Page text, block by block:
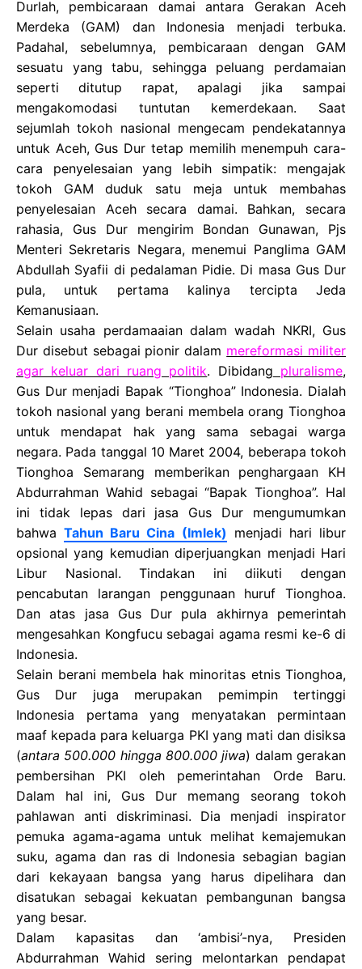
Durlah, pembicaraan damai antara Gerakan Aceh
Merdeka (GAM) dan Indonesia menjadi terbuka.
Padahal, sebelumnya, pembicaraan dengan GAM
sesuatu yang tabu, sehingga peluang perdamaian
seperti ditutup rapat, apalagi jika sampai
mengakomodasi tuntutan kemerdekaan. Saat
sejumlah tokoh nasional mengecam pendekatannya
untuk Aceh, Gus Dur tetap memilih menempuh cara-
cara penyelesaian yang lebih simpatik: mengajak
tokoh GAM duduk satu meja untuk membahas
penyelesaian Aceh secara damai. Bahkan, secara
rahasia, Gus Dur mengirim Bondan Gunawan, Pjs
Menteri Sekretaris Negara, menemui Panglima GAM
Abdullah Syafii di pedalaman Pidie. Di masa Gus Dur
pula, untuk pertama kalinya tercipta Jeda
Kemanusiaan.
Selain usaha perdamaaian dalam wadah NKRI, Gus
Dur disebut sebagai pionir dalam mereformasi militer
agar keluar dari ruang politik. Dibidang pluralisme,
Gus Dur menjadi Bapak “Tionghoa” Indonesia. Dialah
tokoh nasional yang berani membela orang Tionghoa
untuk mendapat hak yang sama sebagai warga
negara. Pada tanggal 10 Maret 2004, beberapa tokoh
Tionghoa Semarang memberikan penghargaan KH
Abdurrahman Wahid sebagai “Bapak Tionghoa”. Hal
ini tidak lepas dari jasa Gus Dur mengumumkan
bahwaTahun Baru Cina (Imlek) menjadi hari libur
opsional yang kemudian diperjuangkan menjadi Hari
Libur Nasional. Tindakan ini diikuti dengan
pencabutan larangan penggunaan huruf Tionghoa.
Dan atas jasa Gus Dur pula akhirnya pemerintah
mengesahkan Kongfucu sebagai agama resmi ke-6 di
Indonesia.
Selain berani membela hak minoritas etnis Tionghoa,
Gus Dur juga merupakan pemimpin tertinggi
Indonesia pertama yang menyatakan permintaan
maaf kepada para keluarga PKI yang mati dan disiksa
(antara 500.000 hingga 800.000 jiwa) dalam gerakan
pembersihan PKI oleh pemerintahan Orde Baru.
Dalam hal ini, Gus Dur memang seorang tokoh
pahlawan anti diskriminasi. Dia menjadi inspirator
pemuka agama-agama untuk melihat kemajemukan
suku, agama dan ras di Indonesia sebagian bagian
dari kekayaan bangsa yang harus dipelihara dan
disatukan sebagai kekuatan pembangunan bangsa
yang besar.
Dalam kapasitas dan ‘ambisi’-nya, Presiden
Abdurrahman Wahid sering melontarkan pendapat